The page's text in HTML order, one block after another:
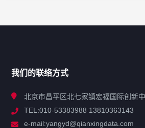
解决方案
我们的联络方式
北京市昌平区北七家镇宏福国际创新
TEL:010-53383988 13810363143
e-mail:yangyd@qianxingdata.com